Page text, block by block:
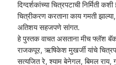
दिग्दर्शकांच्या चित्रपटाची निर्मिती
चित्रीकरण करताना काय गमती
अतिशय सहजपणे सांगत.
हे पुस्तक वाचत असताना मीच फ्लॅश बॅक
राजकपूर, ऋषिकेश मुखर्जी यांचे
सत्यजित रे, श्याम बेनेगल, बिमल राय,